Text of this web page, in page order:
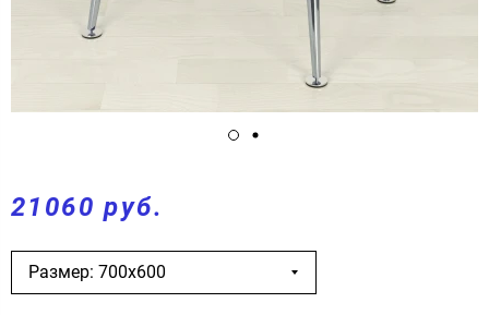
21060 руб.
Размер: 700х600